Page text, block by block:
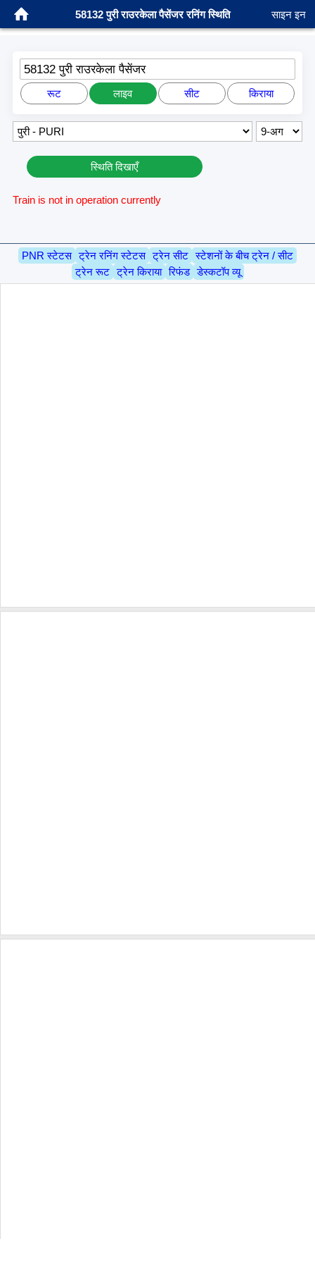
58132 पुरी राउरकेला पैसेंजर रनिंग स्थिति साइन इन
58132 पुरी राउरकेला पैसेंजर
रूट लाइव सीट किराया
स्थिति दिखाएँ
Train is not in operation currently
PNR स्टेटस ट्रेन रनिंग स्टेटस ट्रेन सीट स्टेशनों के बीच ट्रेन / सीट
ट्रेन रूट ट्रेन किराया रिफंड डेस्कटॉप व्यू